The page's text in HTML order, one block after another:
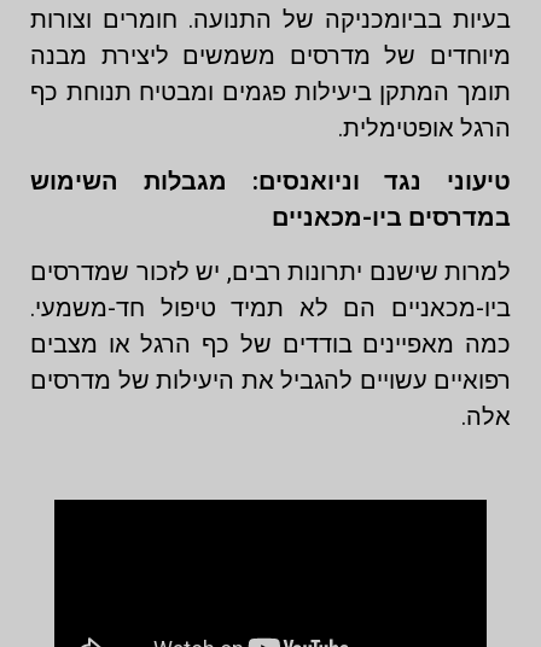
בעיות בביומכניקה של התנועה. חומרים וצורות
מיוחדים של מדרסים משמשים ליצירת מבנה
תומך המתקן ביעילות פגמים ומבטיח תנוחת כף
הרגל אופטימלית.
טיעוני נגד וניואנסים: מגבלות השימוש
במדרסים ביו-מכאניים
למרות שישנם יתרונות רבים, יש לזכור שמדרסים
ביו-מכאניים הם לא תמיד טיפול חד-משמעי.
כמה מאפיינים בודדים של כף הרגל או מצבים
רפואיים עשויים להגביל את היעילות של מדרסים
אלה.